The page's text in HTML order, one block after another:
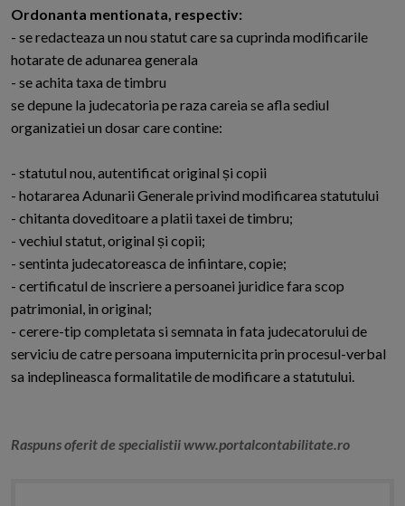
Ordonanta mentionata, respectiv:
- se redacteaza un nou statut care sa cuprinda modificarile
hotarate de adunarea generala
- se achita taxa de timbru
se depune la judecatoria pe raza careia se afla sediul
organizatiei un dosar care contine:
- statutul nou, autentificat original și copii
- hotararea Adunarii Generale privind modificarea statutului
- chitanta doveditoare a platii taxei de timbru;
- vechiul statut, original și copii;
- sentinta judecatoreasca de infiintare, copie;
- certificatul de inscriere a persoanei juridice fara scop
patrimonial, in original;
- cerere-tip completata si semnata in fata judecatorului de
serviciu de catre persoana imputernicita prin procesul-verbal
sa indeplineasca formalitatile de modificare a statutului.
Raspuns oferit de specialistii www.portalcontabilitate.ro